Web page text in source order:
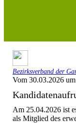
Bezirksverband der
Vom 30.03.2026
Am 25.04.2026 ist
als Mitglied des